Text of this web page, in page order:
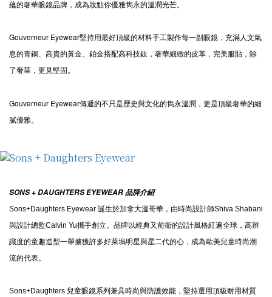
蘊的奢華眼鏡品牌，成為妝點你優雅雋永的溫潤光芒。
Gouverneur Eyewear堅持用最好頂級的材料手工製作每一副眼鏡，充滿人文氣
息的青銅、高貴的黃金、鉑金搭配高科技鈦，奢華細緻的皮革，完美服貼，除
了奢華，更見堅固。
Gouverneur Eyewear傳遞的不只是歷史與文化的雋永溫潤，更是頂級奢華的細
膩優雅。
SONS + DAUGHTERS EYEWEAR 品牌介紹
Sons+Daughters Eyewear 誕生於加拿大溫哥華，由時尚設計師Shiva Shabani
與設計總監Calvin Yu攜手創立。品牌以經典又前衛的設計風格紅遍全球，高辨
識度的童趣造型一舉擄獲許多好萊塢明星與星二代的心，成為歐美兒童時尚潮
流的代表。
Sons+Daughters 兒童眼鏡系列兼具時尚與防護效能，堅持選用頂級耐用材質